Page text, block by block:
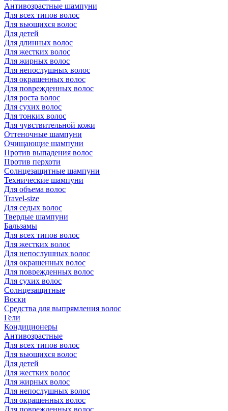
Антивозрастные шампуни
Для всех типов волос
Для вьющихся волос
Для детей
Для длинных волос
Для жестких волос
Для жирных волос
Для непослушных волос
Для окрашенных волос
Для поврежденных волос
Для роста волос
Для сухих волос
Для тонких волос
Для чувствительной кожи
Оттеночные шампуни
Очищающие шампуни
Против выпадения волос
Против перхоти
Солнцезащитные шампуни
Технические шампуни
Для объема волос
Travel-size
Для седых волос
Твердые шампуни
Бальзамы
Для всех типов волос
Для жестких волос
Для непослушных волос
Для окрашенных волос
Для поврежденных волос
Для сухих волос
Солнцезащитные
Воски
Средства для выпрямления волос
Гели
Кондиционеры
Антивозрастные
Для всех типов волос
Для вьющихся волос
Для детей
Для жестких волос
Для жирных волос
Для непослушных волос
Для окрашенных волос
Для поврежденных волос